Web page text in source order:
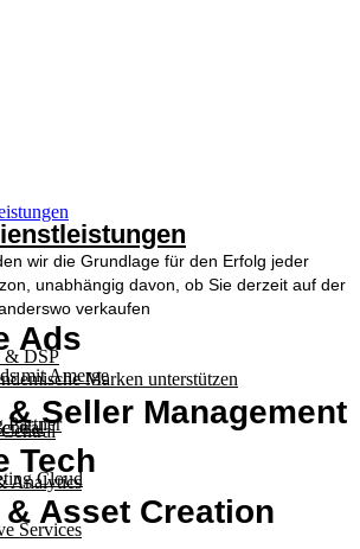
wir die Grundlage für den Erfolg jeder
unabhängig davon, ob Sie derzeit auf der
verkaufen
Ads
& DSP
mit AmergeMarken unterstützen
& Seller Management
Partner
Tech
Cloud
Analytics
Asset Creation
Services